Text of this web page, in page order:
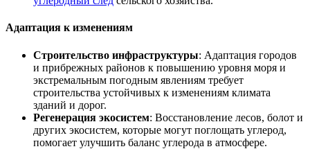
Адаптация к изменениям
Строительство инфраструктуры: Адаптация городов
и прибрежных районов к повышению уровня моря и
экстремальным погодным явлениям требует
строительства устойчивых к изменениям климата
зданий и дорог.
Регенерация экосистем: Восстановление лесов, болот и
других экосистем, которые могут поглощать углерод,
помогает улучшить баланс углерода в атмосфере.